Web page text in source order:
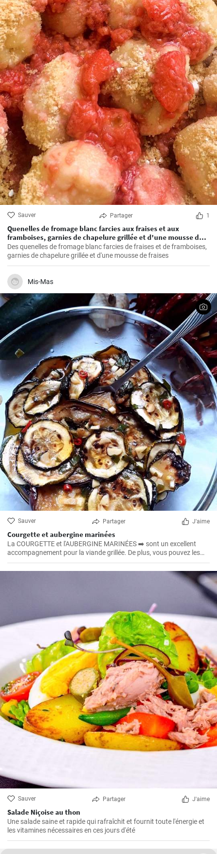
Sauver Partager 1
Quenelles de fromage blanc farcies aux fraises et aux
framboises, garnies de chapelure grillée et d'une mousse de
fraises
Des quenelles de fromage blanc farcies de fraises et de framboises,
garnies de chapelure grillée et d'une mousse de fraises
Mis-Mas
Sauver Partager J'aime
Courgette et aubergine marinées
La COURGETTE et l'AUBERGINE MARINÉES ➡️ sont un excellent
accompagnement pour la viande grillée. De plus, vous pouvez les
préparer une semaine avant le barbecue, car elles sont encore
meilleures après avoir été gardées 😉
Sauver Partager J'aime
Salade Niçoise au thon
Une salade saine et rapide qui rafraîchit et fournit toute l'énergie et
les vitamines nécessaires en ces jours d'été